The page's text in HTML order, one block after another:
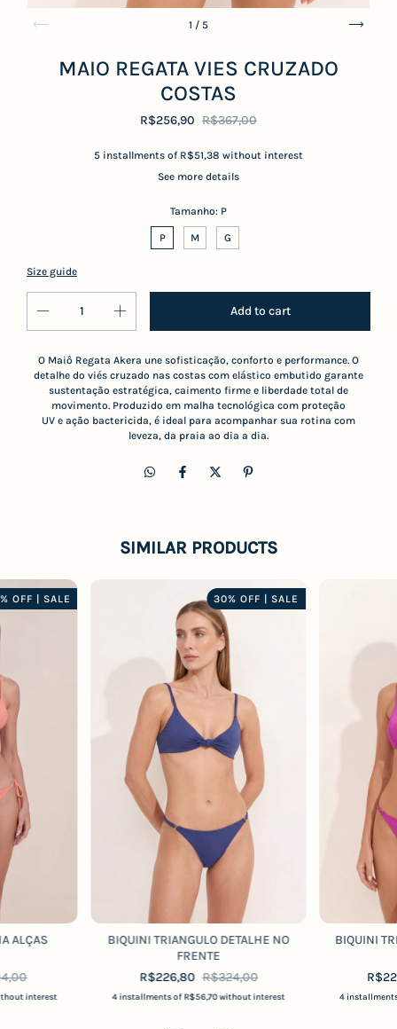
1 / 5
MAIO REGATA VIES CRUZADO
COSTAS
R$256,90 R$367,00
5 installments of R$51,38 without interest
See more details
Tamanho: P
P M G
Size guide
O Maiô Regata Akera une sofisticação, conforto e performance. O
detalhe do viés cruzado nas costas com elástico embutido garante
sustentação estratégica, caimento firme e liberdade total de
movimento. Produzido em malha tecnológica com proteção
UV e ação bactericida, é ideal para acompanhar sua rotina com
leveza, da praia ao dia a dia.
SIMILAR PRODUCTS
OFF | SALE
ALÇAS
interest
30% OFF | SALE
BIQUINI TRIANGULO DETALHE NO
FRENTE
R$226,80 R$324,00
4 installments ofR$56,70without interest
BIQUINI
4